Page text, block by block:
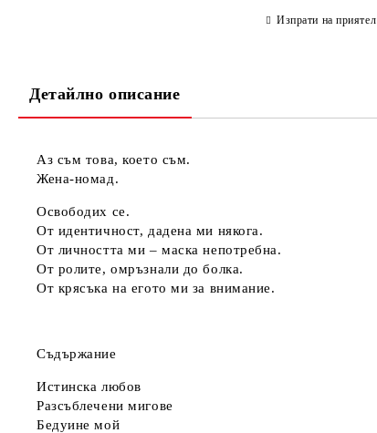
Изпрати на приятел
Детайлно описание
Аз съм това, което съм.
Жена-номад.
Освободих се.
От идентичност, дадена ми някога.
От личността ми – маска непотребна.
От ролите, омръзнали до болка.
От крясъка на егото ми за внимание.
Съдържание
Истинска любов
Разсъблечени мигове
Бедуине мой